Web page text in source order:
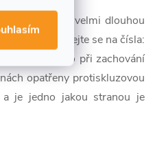
povrch, velmi dlouhou
podívejte se na čísla:
A to při zachování
opatřeny protiskluzovou
a je jedno jakou stranou je